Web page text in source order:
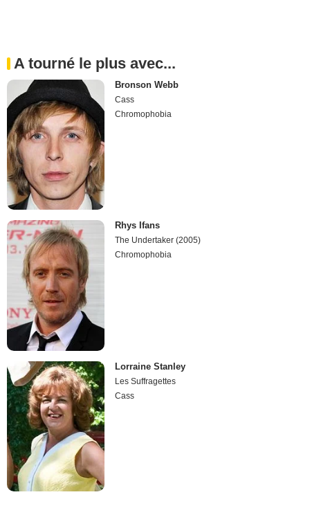
A tourné le plus avec...
Bronson Webb
Cass
Chromophobia
Rhys Ifans
The Undertaker (2005)
Chromophobia
Lorraine Stanley
Les Suffragettes
Cass